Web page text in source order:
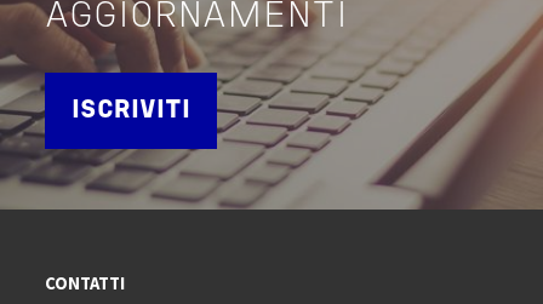
AGGIORNAMENTI
ISCRIVITI
CONTATTI